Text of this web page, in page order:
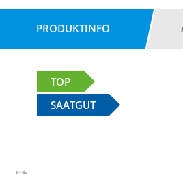
PRODUKTINFO
TOP
SAATGUT